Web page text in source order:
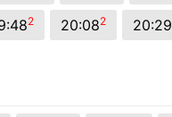
2 20:082 20:29